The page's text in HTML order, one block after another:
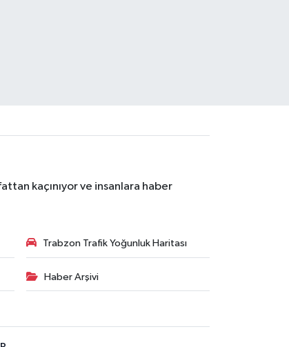
kaçınıyor ve insanlara haber
Trabzon Trafik Yoğunluk Haritası
Haber Arşivi